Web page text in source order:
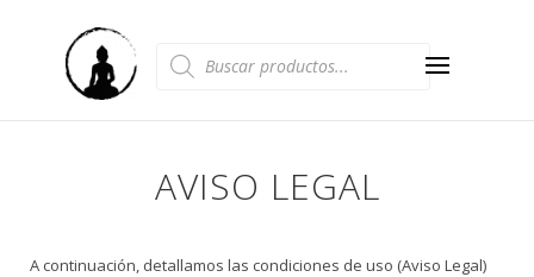
de
productos
AVISO LEGAL
A continuación, detallamos las condiciones de uso (Aviso Legal)